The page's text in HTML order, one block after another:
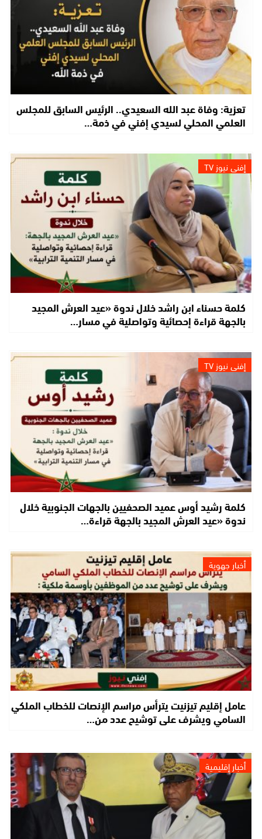
تعزية: وفاة عبد الله السعيدي.. الرئيس السابق للمجلس
العلمي المحلي لسيدي إفني في ذمة…
إفني نيوز TV
كلمة حسناء ابن راشد خلال ندوة «عيد العرش المجيد
بالجهة قراءة إحصائية وتواصلية في مسار…
إفني نيوز TV
كلمة رشيد أوس عميد الصحفيين بالجهات الجنوبية خلال
ندوة «عيد العرش المجيد بالجهة قراءة…
أخبار جهوية
عامل إقليم تيزنيت يترأس مراسم الإنصات للخطاب الملكي
السامي ويشرف على توشيح عدد من…
أخبار إقليمية